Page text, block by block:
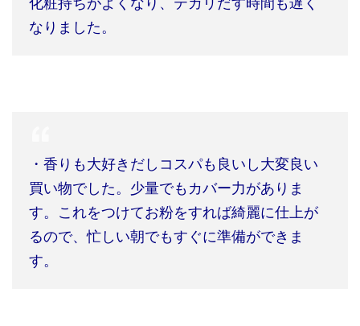
化粧持ちがよくなり、テカリだす時間も遅く
なりました。
・香りも大好きだしコスパも良いし大変良い
買い物でした。少量でもカバー力がありま
す。これをつけてお粉をすれば綺麗に仕上が
るので、忙しい朝でもすぐに準備ができま
す。